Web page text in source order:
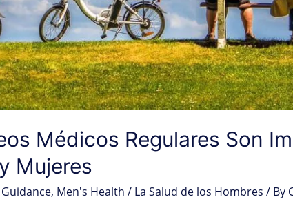
Médicos Regulares Son
Mujeres
, Men's Health / La Salud de los Hombres / By